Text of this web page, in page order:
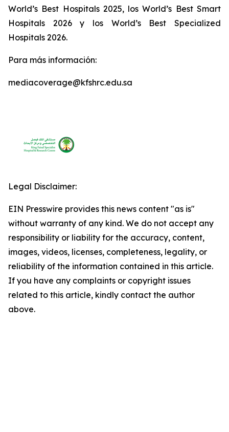
World’s Best Hospitals 2025, los World’s Best Smart
Hospitals 2026 y los World’s Best Specialized
Hospitals 2026.
Para más información:
mediacoverage@kfshrc.edu.sa
Legal Disclaimer:
EIN Presswire provides this news content "as is"
without warranty of any kind. We do not accept any
responsibility or liability for the accuracy, content,
images, videos, licenses, completeness, legality, or
reliability of the information contained in this article.
If you have any complaints or copyright issues
related to this article, kindly contact the author
above.